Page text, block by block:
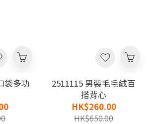
袋多功
2511115 男裝毛毛絨百
搭背心
HK$260.00
HK$650.00